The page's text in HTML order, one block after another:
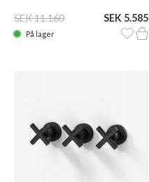
SEK 11.160 SEK 5.585
På lager